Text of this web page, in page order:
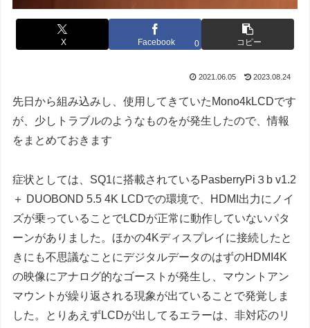
X Facebook 0 コピー
2021.06.05 2023.08.24
先日から組み込みし、使用してきていたMono4kLCDです
が、少しトラブルのようなものをが発生したので、情報
をまとめておきます
症状としては、SQ1に搭載されているPasberryPi３b v1.2
＋ DUOBOND 5.5 4K LCDでの環境で、HDMI出力にノイ
ズが乗っていることでLCDが正常に動作していないパタ
ーンがありました。ほかの4Kディスプレイに接続したと
きにも不思議なことにデジタルデータのはずのHDMI4K
の映像にアナログ的なゴーストが発生し、マウントアン
マウントが繰り返される現象が出ていることで発覚しま
した。とりあえずLCDが出してるエラーは、非対応のリ